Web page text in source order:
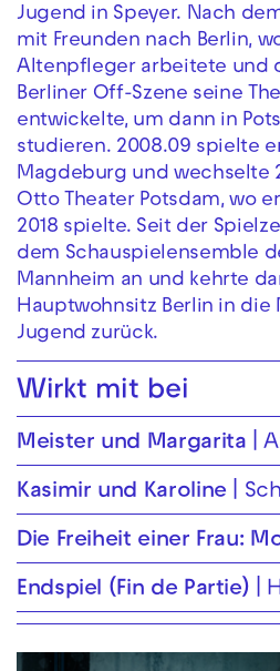
Jugend in Speyer. Nach
mit Freunden nach Berlin,
Altenpfleger arbeitete und
Berliner Off-Szene seine
entwickelte, um dann in
studieren. 2008.09 spielte
Magdeburg und wechselte
Otto Theater Potsdam, wo
2018 spielte. Seit der
dem Schauspielensemble
Mannheim an und kehrte
Hauptwohnsitz Berlin in die
Jugend zurück.
Wirkt mit bei
Meister und Margarita
Kasimir und Karoline
Die Freiheit einer Frau:
Endspiel (Fin de Partie)